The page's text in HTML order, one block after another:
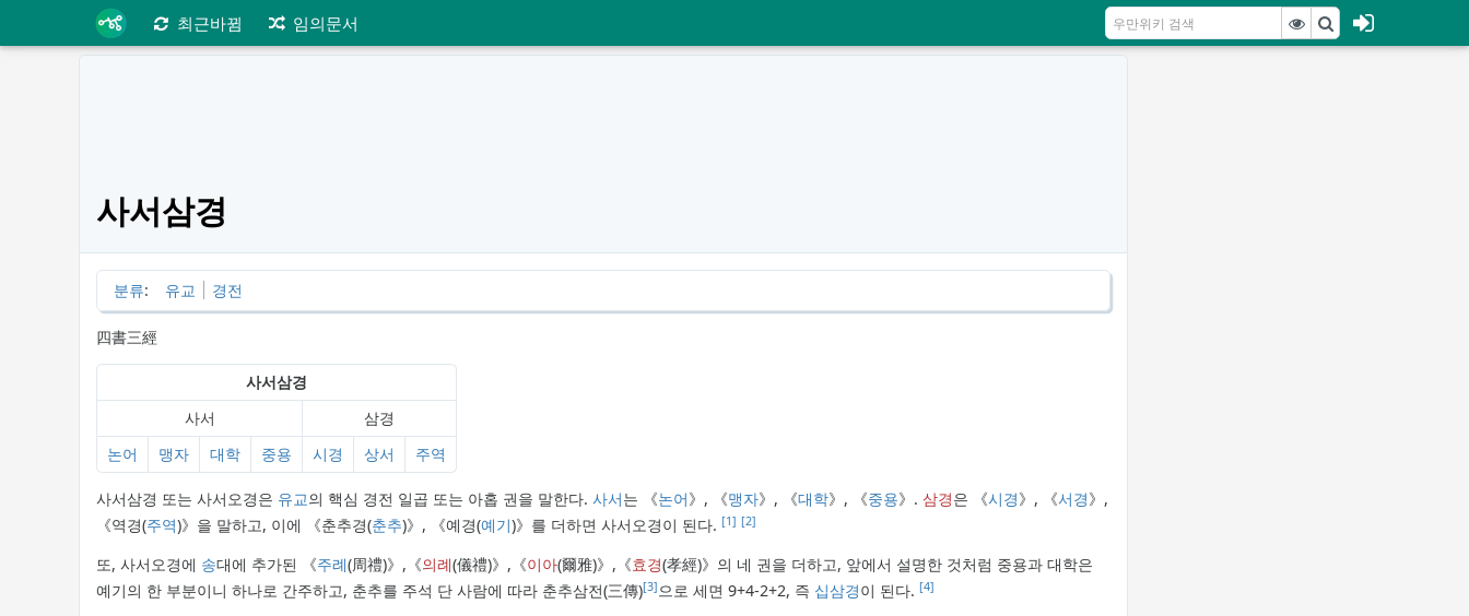
최근바뀜 임의문서
사서삼경
분류: 유교 경전
四書三經
사서삼경
사서
삼경
논어
맹자 대학 중용 시경 상서 주역
사서삼경 또는 사서오경은 유교의 핵심 경전 일곱 또는 아홉 권을 말한다. 사서는 《논어》, 《맹자》, 《대학》, 《중용》. 삼경은 《시경》, 《서경》,
《역경(주역)》을 말하고, 이에 《춘추경(춘추)》, 《예경(예기)》를 더하면 사서오경이 된다. [1] [2]
또, 사서오경에 송대에 추가된 《주례(周禮)》,《의례(儀禮)》,《이아(爾雅)》,《효경(孝經)》의 네 권을 더하고, 앞에서 설명한 것처럼 중용과 대학은
예기의 한 부분이니 하나로 간주하고, 춘추를 주석 단 사람에 따라 춘추삼전(三傳)[3]으로 세면 9+4-2+2, 즉 십삼경이 된다. [4]